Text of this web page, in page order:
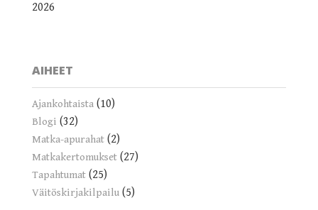
2026
AIHEET
Ajankohtaista (10)
Blogi (32)
Matka-apurahat (2)
Matkakertomukset (27)
Tapahtumat (25)
Väitöskirjakilpailu (5)